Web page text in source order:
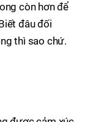
còn hơn để
đâu đối
thì sao chứ.